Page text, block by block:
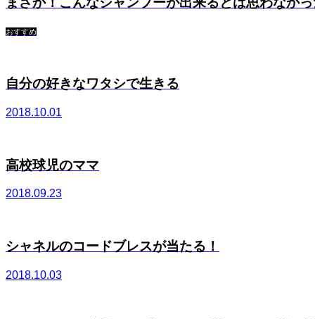
おすすめ
自分の好きなワタシで生きる
2018.10.01
高校球児のママ
2018.09.23
シャネルのコードブレスが当たる！
2018.10.03